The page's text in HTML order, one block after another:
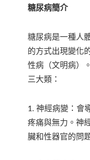
糖尿病簡介
糖尿病是一種人
的方式出現變化
性病（文明病）
三大類：
1. 神經病變：會
疼痛與無力。神
臟和性器官的問